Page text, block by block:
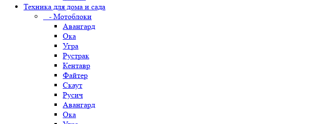
Техника для дома и сада
- Мотоблоки
Авангард
Ока
Угра
Рустрак
Кентавр
Файтер
Скаут
Русич
Авангард
Ока